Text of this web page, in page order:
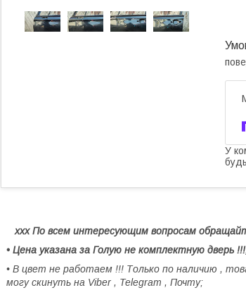
У
ххх По всем интересующим вопросам
• Цена указана за Голую не комплектную дверь
• В цвет не работаем !!! Только по наличию ,
могу скинуть на Viber , Telegram , Почту;